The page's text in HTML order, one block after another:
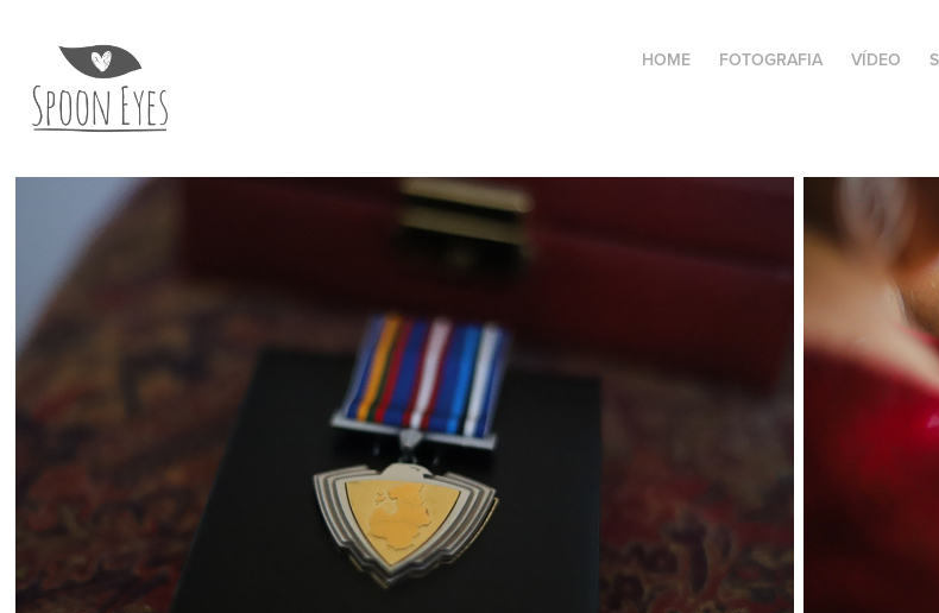
HOME FOTOGRAFIA VÍDEO